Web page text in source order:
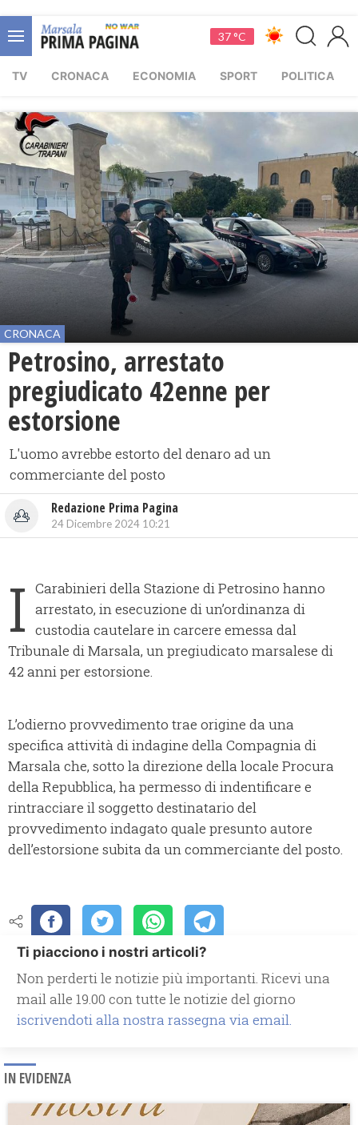
37 °C
TV CRONACA ECONOMIA SPORT POLITICA
CRONACA
Petrosino, arrestato
pregiudicato 42enne per
estorsione
L'uomo avrebbe estorto del denaro ad un
commerciante del posto
Redazione Prima Pagina
24 Dicembre 2024 10:21
I Carabinieri della Stazione di Petrosino hanno
arrestato, in esecuzione di un’ordinanza di
custodia cautelare in carcere emessa dal
Tribunale di Marsala, un pregiudicato marsalese di
42 anni per estorsione.
L’odierno provvedimento trae origine da una
specifica attività di indagine della Compagnia di
Marsala che, sotto la direzione della locale Procura
della Repubblica, ha permesso di indentificare e
rintracciare il soggetto destinatario del
provvedimento indagato quale presunto autore
dell’estorsione subita da un commerciante del posto.
Ti piacciono i nostri articoli?
Non perderti le notizie più importanti. Ricevi una
mail alle 19.00 con tutte le notizie del giorno
iscrivendoti alla nostra rassegna via email.
IN EVIDENZA